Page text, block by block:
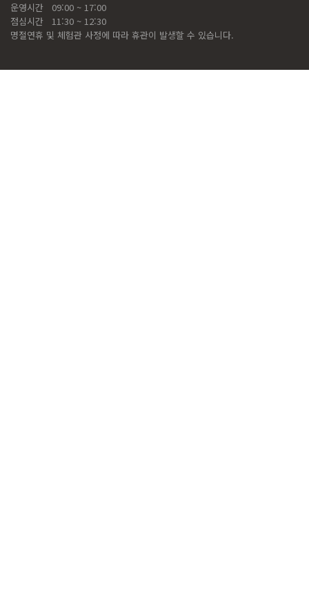
운영시간
09:00 ~ 17:00
점심시간
11:30 ~ 12:30
명절연휴 및 체험관 사정에 따라 휴관이 발생할 수 있습니다.